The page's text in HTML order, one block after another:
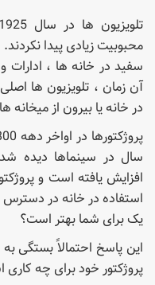
محبوبیت زیادی پیدا
سفید در خانه ها ،
آن زمان ، تلویزیون ها
در خانه یا بیرون از میخانه
سال در سینماها دیده
افزایش یافته است و
استفاده در خانه در
یک برای شما بهتر است؟
این پاسخ احتمالاً بستگی
پروژکتور خود برای چه کاری